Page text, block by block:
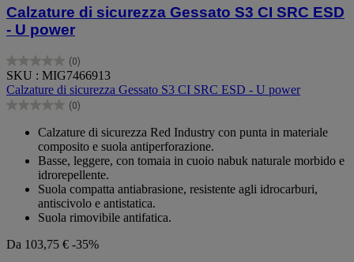
Calzature di sicurezza Gessato S3 CI SRC ESD
- U power
(0)
0.0
su
5
stelle.
SKU : MIG7466913
Calzature di sicurezza Gessato S3 CI SRC ESD - U power
(0)
0.0
Calzature di sicurezza Red Industry con punta in materiale
composito e suola antiperforazione.
Basse, leggere, con tomaia in cuoio nabuk naturale morbido e
idrorepellente.
Suola compatta antiabrasione, resistente agli idrocarburi,
antiscivolo e antistatica.
Suola rimovibile antifatica.
Da 103,75 € -35%